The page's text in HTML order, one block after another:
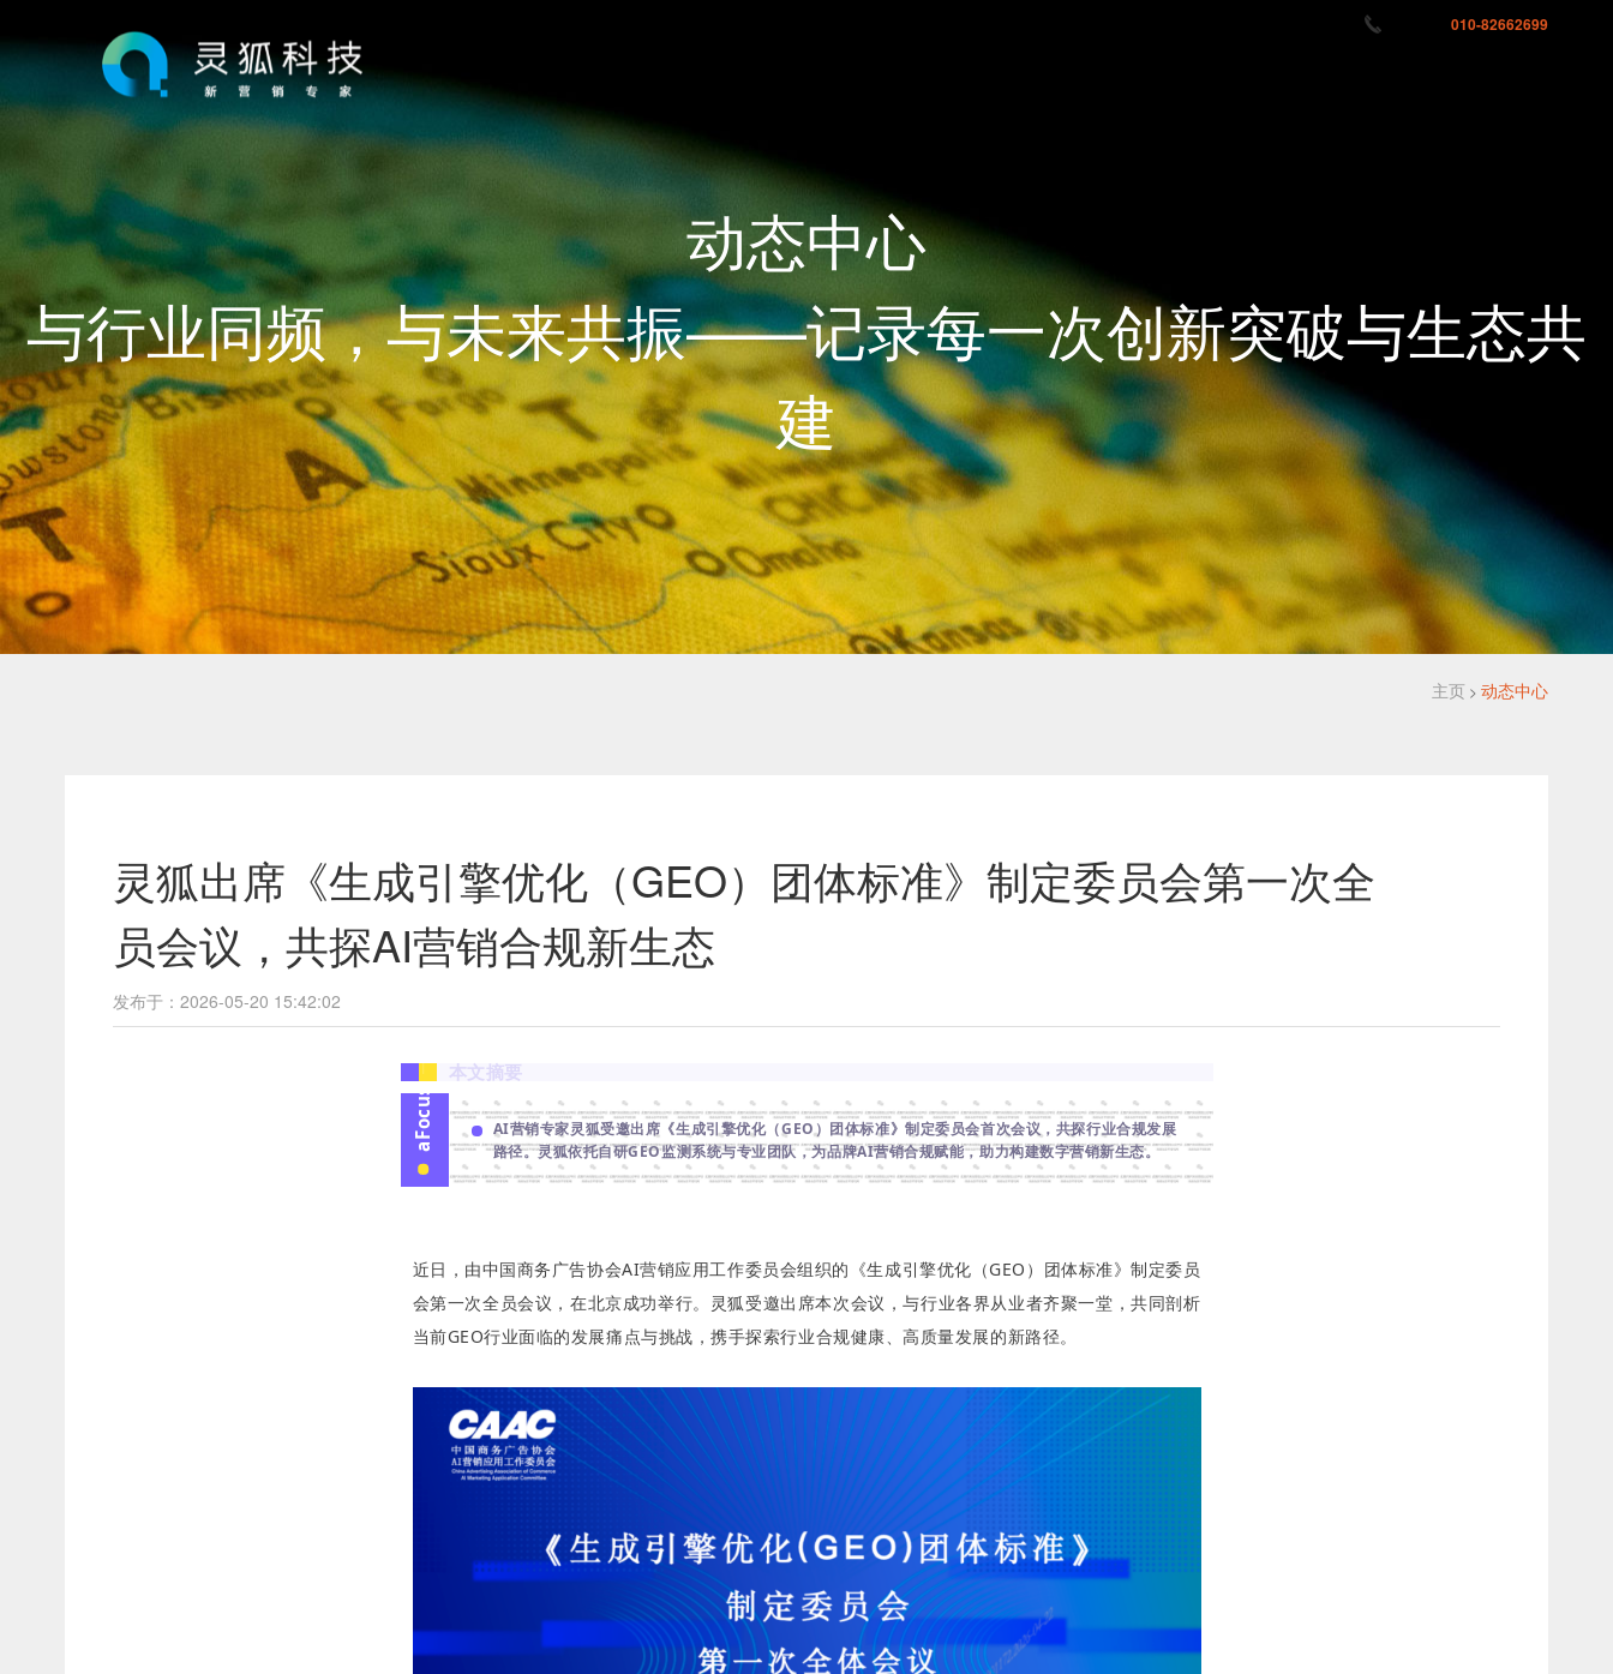
010-82662699
动态中心
与行业同频，与未来共振——记录每一次创新突破与生态共
建
主页 >动态中心
灵狐出席《生成引擎优化（GEO）团体标准》制定委员会第一次全
员会议，共探AI营销合规新生态
发布于：2026-05-20 15:42:02
本文摘要
AI营销专家灵狐受邀出席《生成引擎优化（GEO）团体标准》制定委员会首次会议，共探行业合规发展
路径。灵狐依托自研GEO监测系统与专业团队，为品牌AI营销合规赋能，助力构建数字营销新生态。
aFocus
近日，由中国商务广告协会AI营销应用工作委员会组织的《生成引擎优化（GEO）团体标准》制定委员
会第一次全员会议，在北京成功举行。
灵狐受邀出席本次会议，与行业各界从业者齐聚一堂，共同剖析
当前GEO行业面临的发展痛点与挑战，携手探索行业合规健康、高质量发展的新路径。